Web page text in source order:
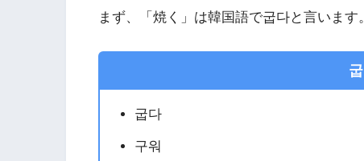
まず、「焼く」は韓国語で굽다と言います。
굽다
구워